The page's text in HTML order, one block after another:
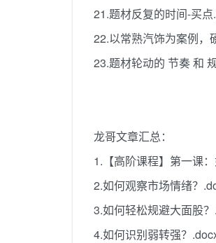
21.题材反复的时间-买点
22.以常熟汽饰为案例，
23.题材轮动的 节奏 和
龙哥文章汇总：
1.【高阶课程】第一课
2.如何观察市场情绪？
3.如何轻松规避大面股
4.如何识别弱转强？